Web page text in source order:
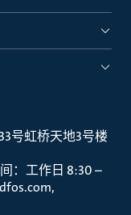
号虹桥天地3号楼
：工作日 8:30 –